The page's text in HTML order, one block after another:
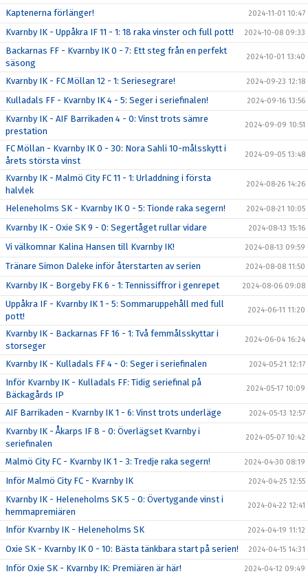
Kaptenerna förlänger! 2024-11-01 10:47
Kvarnby IK - Uppåkra IF 11 - 1: 18 raka vinster och full pott! 2024-10-08 09:33
Backarnas FF - Kvarnby IK 0 - 7: Ett steg från en perfekt
säsong
2024-10-01 13:40
Kvarnby IK - FC Möllan 12 - 1: Seriesegrare! 2024-09-23 12:18
Kulladals FF - Kvarnby IK 4 - 5: Seger i seriefinalen! 2024-09-16 13:56
Kvarnby IK - AIF Barrikaden 4 - 0: Vinst trots sämre
prestation
2024-09-09 10:51
FC Möllan - Kvarnby IK 0 - 30: Nora Sahli 10-målsskytt i
årets största vinst
2024-09-05 13:48
Kvarnby IK - Malmö City FC 11 - 1: Urladdning i första
halvlek
2024-08-26 14:26
Heleneholms SK - Kvarnby IK 0 - 5: Tionde raka segern! 2024-08-21 10:05
Kvarnby IK - Oxie SK 9 - 0: Segertåget rullar vidare 2024-08-13 15:16
Vi välkomnar Kalina Hansen till Kvarnby IK! 2024-08-13 09:59
Tränare Simon Daleke inför återstarten av serien 2024-08-08 11:50
Kvarnby IK - Borgeby FK 6 - 1: Tennissiffror i genrepet 2024-08-06 09:08
Uppåkra IF - Kvarnby IK 1 - 5: Sommaruppehåll med full
pott!
2024-06-11 11:20
Kvarnby IK - Backarnas FF 16 - 1: Två femmålsskyttar i
storseger
2024-06-04 16:24
Kvarnby IK - Kulladals FF 4 - 0: Seger i seriefinalen 2024-05-21 12:17
Inför Kvarnby IK - Kulladals FF: Tidig seriefinal på
Bäckagårds IP
2024-05-17 10:09
AIF Barrikaden - Kvarnby IK 1 - 6: Vinst trots underläge 2024-05-13 12:57
Kvarnby IK - Åkarps IF 8 - 0: Överlägset Kvarnby i
seriefinalen
2024-05-07 10:42
Malmö City FC - Kvarnby IK 1 - 3: Tredje raka segern! 2024-04-30 08:19
Inför Malmö City FC - Kvarnby IK 2024-04-25 12:55
Kvarnby IK - Heleneholms SK 5 - 0: Övertygande vinst i
hemmapremiären
2024-04-22 12:41
Inför Kvarnby IK - Heleneholms SK 2024-04-19 11:12
Oxie SK - Kvarnby IK 0 - 10: Bästa tänkbara start på serien! 2024-04-15 14:31
Inför Oxie SK - Kvarnby IK: Premiären är här! 2024-04-12 09:49